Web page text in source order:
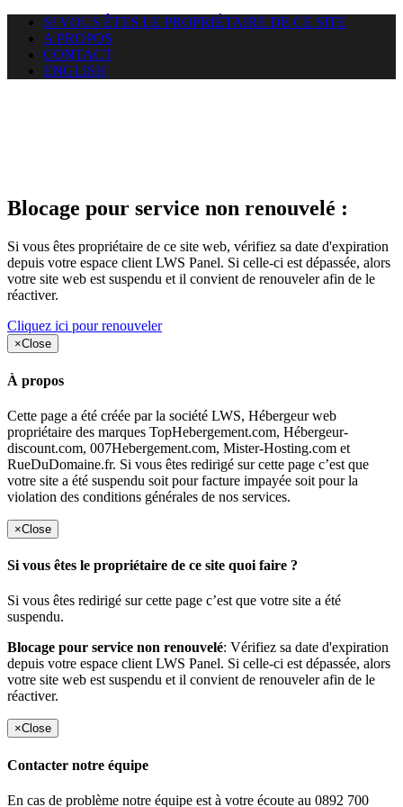
SI VOUS ÊTES LE PROPRIÉTAIRE DE CE SITE
A PROPOS
CONTACT
ENGLISH
Blocage pour service non renouvelé :
Si vous êtes propriétaire de ce site web, vérifiez sa date d'expiration
depuis votre espace client LWS Panel. Si celle-ci est dépassée, alors
votre site web est suspendu et il convient de renouveler afin de le
réactiver.
Cliquez ici pour renouveler
×Close
À propos
Cette page a été créée par la société LWS, Hébergeur web
propriétaire des marques TopHebergement.com, Hébergeur-
discount.com, 007Hebergement.com, Mister-Hosting.com et
RueDuDomaine.fr. Si vous êtes redirigé sur cette page c’est que
votre site a été suspendu soit pour facture impayée soit pour la
violation des conditions générales de nos services.
×Close
Si vous êtes le propriétaire de ce site quoi faire ?
Si vous êtes redirigé sur cette page c’est que votre site a été
suspendu.
Blocage pour service non renouvelé: Vérifiez sa date d'expiration
depuis votre espace client LWS Panel. Si celle-ci est dépassée, alors
votre site web est suspendu et il convient de renouveler afin de le
réactiver.
×Close
Contacter notre équipe
En cas de problème notre équipe est à votre écoute au 0892 700